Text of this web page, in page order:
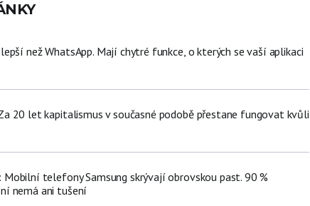
než WhatsApp. Mají chytré funkce, o kterých se vaší aplikaci
20 let kapitalismus v současné podobě přestane fungovat kvůli
telefony Samsung skrývají obrovskou past. 90 %
nemá ani tušení